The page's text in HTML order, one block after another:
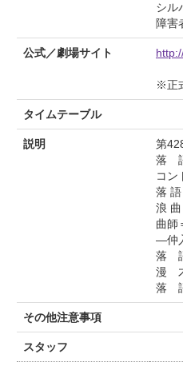
シル
障害
公式／劇場サイト
※正
タイムテーブル
説明
第
落
コ
落
浪
曲師
―仲
落
落
その他注意事項
スタッフ